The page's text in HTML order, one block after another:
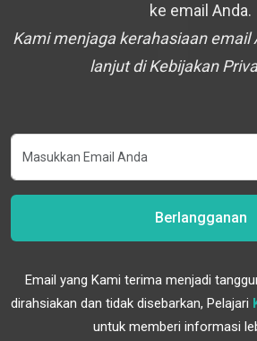
ke email Anda.
Kami menjaga kerahasiaan email
lanjut di Kebijakan
Berlangganan
Email yang Kami terima menjadi
dirahsiakan dan tidak disebarkan, Pelajari
untuk memberi informasi